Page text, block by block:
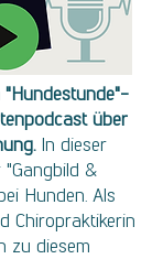
"Hundestunde"-
über
In dieser
&
Hunden. Als
Chiropraktikerin
zu diesem